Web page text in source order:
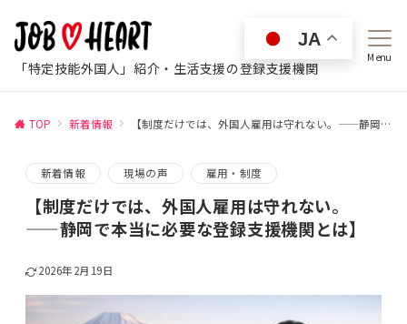
「特定技能外国人」紹介・生活支援の登録支援機関
Menu
TOP 新着情報 【制度だけでは、外国人雇用は守れない。——静岡で本当に必要な登録支援機関とは】
新着情報 現場の声 雇用・制度
【制度だけでは、外国人雇用は守れない。
——静岡で本当に必要な登録支援機関とは】
2026年2月19日
JA